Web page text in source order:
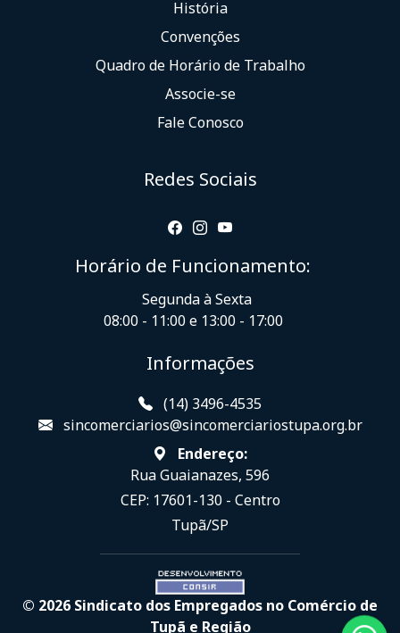
História
Convenções
Quadro de Horário de Trabalho
Associe-se
Fale Conosco
Redes Sociais
Horário de Funcionamento:
Segunda à Sexta
08:00 - 11:00 e 13:00 - 17:00
Informações
(14) 3496-4535
sincomerciarios@sincomerciariostupa.org.br
Endereço:
Rua Guaianazes, 596
CEP: 17601-130 - Centro
Tupã/SP
© 2026 Sindicato dos Empregados no Comércio de
Tupã e Região